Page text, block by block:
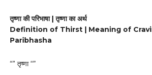
तृष्णा की परिभाषा | तृष्णा का अर्थ
Definition of Thirst | Meaning of
Paribhasha
“” तृष्णा “”